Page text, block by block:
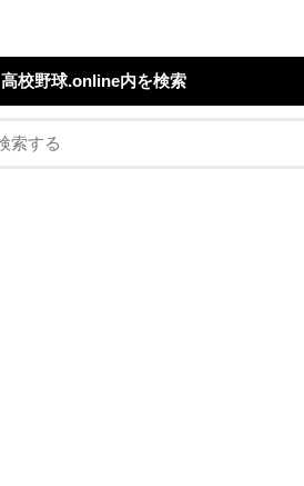
高校野球.online内を検索